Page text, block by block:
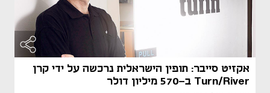
אקזיט סייבר: תופין הישראלית נרכשה על ידי קרן
Turn/River ב-570 מיליון דולר